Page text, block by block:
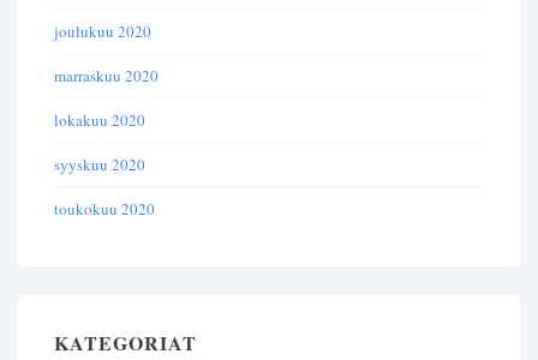
joulukuu 2020
marraskuu 2020
lokakuu 2020
syyskuu 2020
toukokuu 2020
KATEGORIAT